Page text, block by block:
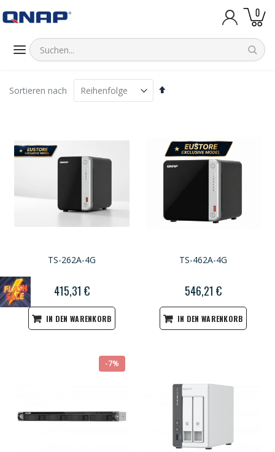
0
Sortieren nach
Absteigend
TS-262A-4G
415,31 €
IN DEN WARENKORB
TS-462A-4G
546,21 €
IN DEN WARENKORB
-7%